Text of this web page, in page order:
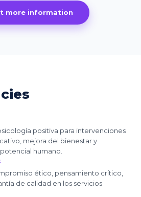
more information
positiva para intervenciones
mejora del bienestar y
humano.
ético, pensamiento crítico,
de calidad en los servicios